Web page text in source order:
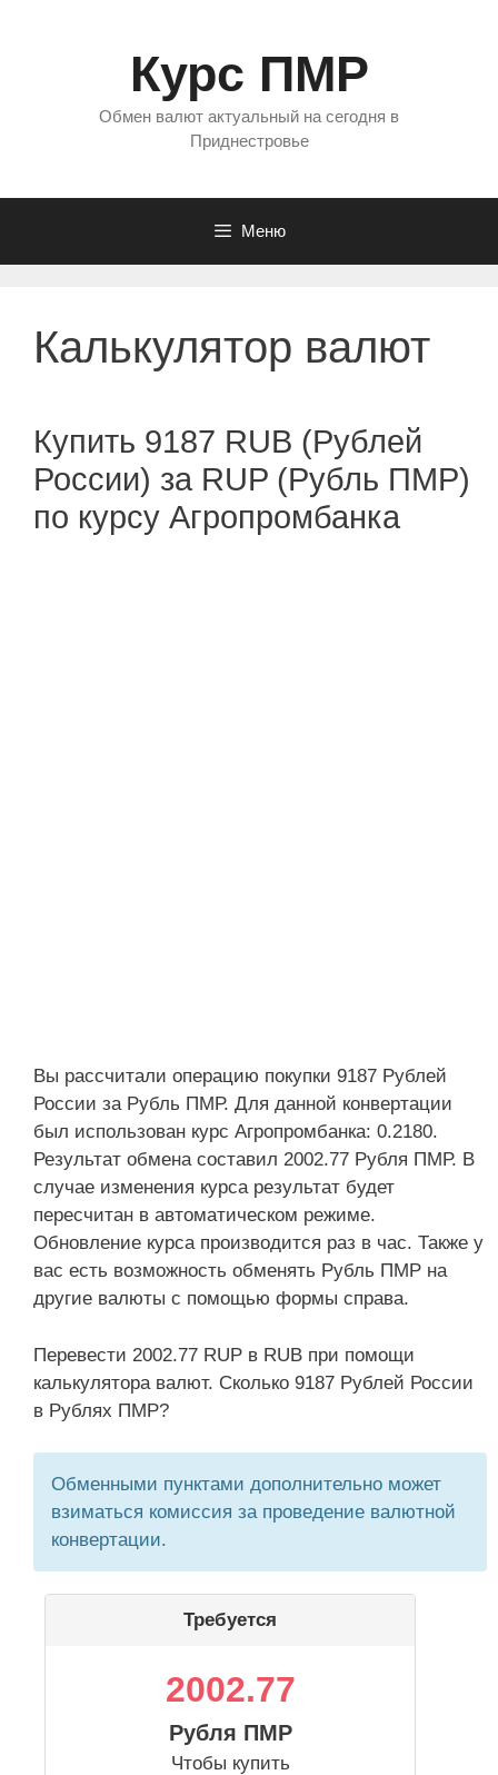
Курс ПМР
Обмен валют актуальный на сегодня в
Приднестровье
Меню
Калькулятор валют
Купить 9187 RUB (Рублей
России) за RUP (Рубль ПМР)
по курсу Агропромбанка
Вы рассчитали операцию покупки 9187 Рублей
России за Рубль ПМР. Для данной конвертации
был использован курс Агропромбанка: 0.2180.
Результат обмена составил 2002.77 Рубля ПМР. В
случае изменения курса результат будет
пересчитан в автоматическом режиме.
Обновление курса производится раз в час. Также у
вас есть возможность обменять Рубль ПМР на
другие валюты с помощью формы справа.
Перевести 2002.77 RUP в RUB при помощи
калькулятора валют. Сколько 9187 Рублей России
в Рублях ПМР?
Обменными пунктами дополнительно может
взиматься комиссия за проведение валютной
конвертации.
Требуется
2002.77
Рубля ПМР
Чтобы купить